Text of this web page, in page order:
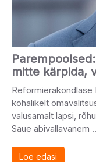
mitte kärpida,
Reformierakondlase
kohalikelt
valusamalt lapsi,
Saue abivallavanem
Loe edasi